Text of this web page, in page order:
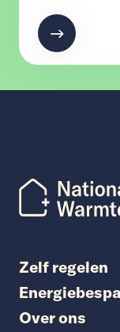
Zelf regelen
Over ons